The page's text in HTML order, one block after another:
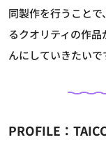
同製作を行うこと
るクオリティの作
んにしていきたいで
PROFILE：